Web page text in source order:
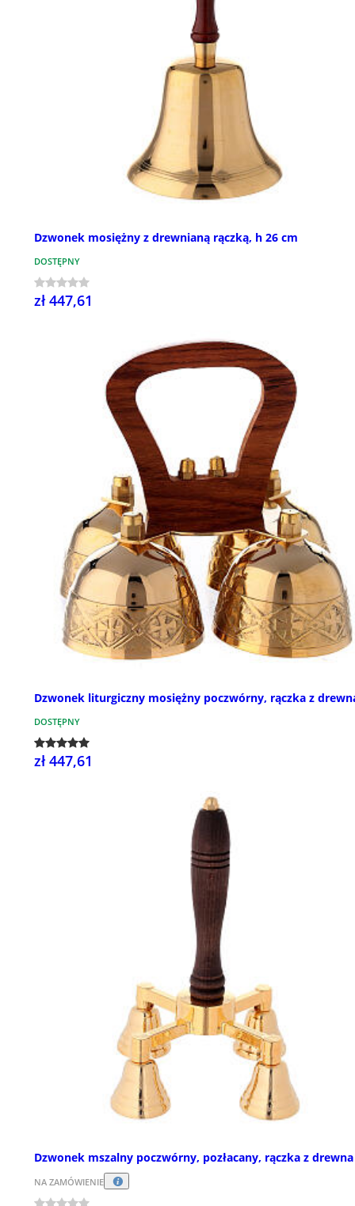
Dzwonek mosiężny z drewnianą rączką, h 26 cm
DOSTĘPNY
zł 447,61
Dzwonek liturgiczny mosiężny poczwórny, rączka z
DOSTĘPNY
zł 447,61
Dzwonek mszalny poczwórny, pozłacany, rączka z drewna
NA ZAMÓWIENIE